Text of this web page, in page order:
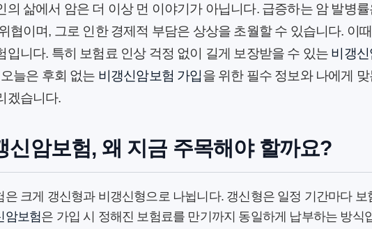
의 삶에서 암은 더 이상 먼 이야기가 아닙니다. 급증하는 암 발병
협이며, 그로 인한 경제적 부담은 상상을 초월할 수 있습니다. 이
입니다. 특히 보험료 인상 걱정 없이 길게 보장받을 수 있는 비갱신
늘은 후회 없는 비갱신암보험 가입을 위한 필수 정보와 나에게
겠습니다.
신암보험, 왜 지금 주목해야 할까요?
은 크게 갱신형과 비갱신형으로 나뉩니다. 갱신형은 일정 기간마다
암보험은 가입 시 정해진 보험료를 만기까지 동일하게 납부하는 방식